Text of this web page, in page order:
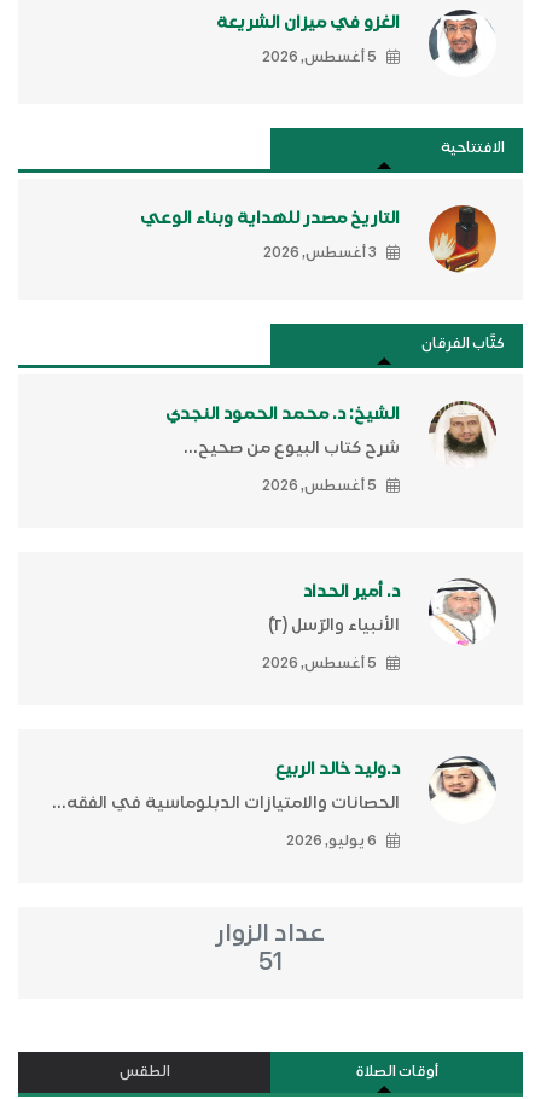
الغزو في ميزان الشريعة
5 أغسطس, 2026
الافتتاحية
التاريخ مصدر للهداية وبناء الوعي
3 أغسطس, 2026
كتَّاب الفرقان
الشيخ: د. محمد الحمود النجدي
شرح كتاب البيوع من صحيح...
5 أغسطس, 2026
د. أمير الحداد
الأنبياء والرّسل (٢)ّ
5 أغسطس, 2026
د.وليد خالد الربيع
الحصانات والامتيازات الدبلوماسية في الفقه...
6 يوليو, 2026
عداد الزوار
51
أوقات الصلاة الطقس